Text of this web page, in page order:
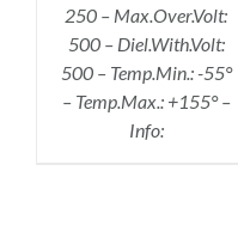
250 – Max.Over.Volt:
500 – Diel.With.Volt:
500 – Temp.Min.: -55°
– Temp.Max.: +155° –
Info: